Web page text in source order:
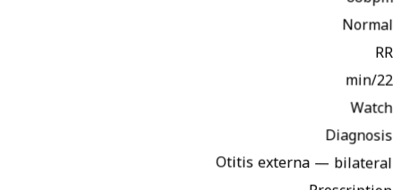
Normal
RR
22/min
Watch
Diagnosis
Otitis externa — bilateral